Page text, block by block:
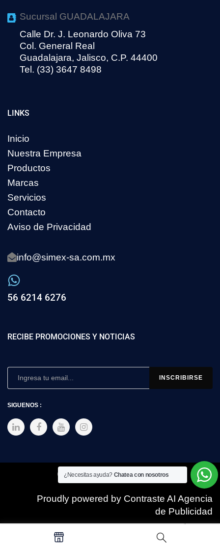
Sucursal GUADALAJARA
Calle Dr. J. Leonardo Oliva 73
Col. General Real
Guadalajara, Jalisco, C.P. 44400
Tel. (33) 3647 8498
LINKS
Inicio
Nuestra Empresa
Productos
Marcas
Servicios
Contacto
Aviso de Privacidad
info@simex-sa.com.mx
56 6214 6276
RECIBE PROMOCIONES Y NOTICIAS
SIGUENOS :
Copyright © 2025 SIMEX
Proudly powered by Contraste AI Agencia
de Publicidad
¿Necesitas ayuda? Chatea con nosotros